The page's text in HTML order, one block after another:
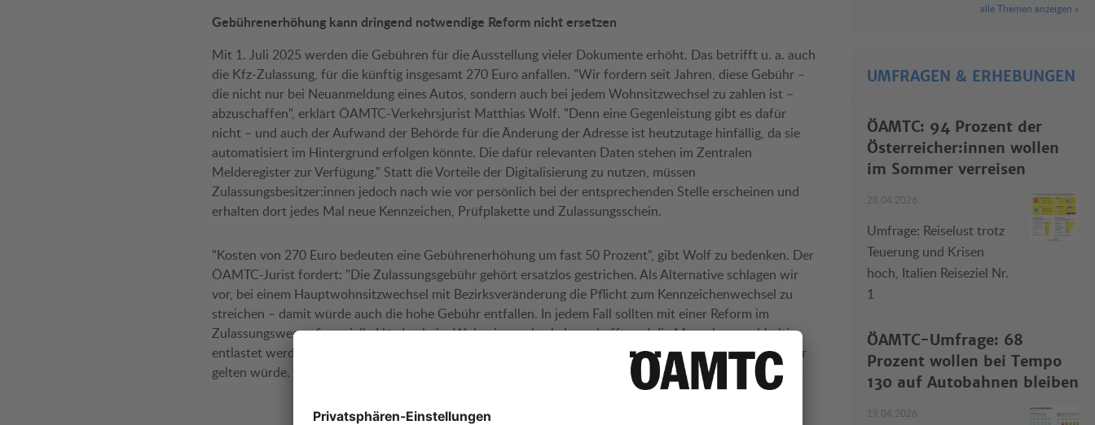
Gebührenerhöhung kann dringend notwendige Reform nicht ersetzen
Mit 1. Juli 2025 werden die Gebühren für die Ausstellung vieler Dokumente erhöht. Das betrifft u. a. auch
die Kfz-Zulassung, für die künftig insgesamt 270 Euro anfallen. "Wir fordern seit Jahren, diese Gebühr –
die nicht nur bei Neuanmeldung eines Autos, sondern auch bei jedem Wohnsitzwechsel zu zahlen ist –
abzuschaffen", erklärt ÖAMTC-Verkehrsjurist Matthias Wolf. "Denn eine Gegenleistung gibt es dafür
nicht – und auch der Aufwand der Behörde für die Änderung der Adresse ist heutzutage hinfällig, da sie
automatisiert im Hintergrund erfolgen könnte. Die dafür relevanten Daten stehen im Zentralen
Melderegister zur Verfügung." Statt die Vorteile der Digitalisierung zu nutzen, müssen
Zulassungsbesitzer:innen jedoch nach wie vor persönlich bei der entsprechenden Stelle erscheinen und
erhalten dort jedes Mal neue Kennzeichen, Prüfplakette und Zulassungsschein.
"Kosten von 270 Euro bedeuten eine Gebührenerhöhung um fast 50 Prozent", gibt Wolf zu bedenken. Der
ÖAMTC-Jurist fordert: "Die Zulassungsgebühr gehört ersatzlos gestrichen. Als Alternative schlagen wir
vor, bei einem Hauptwohnsitzwechsel mit Bezirksveränderung die Pflicht zum Kennzeichenwechsel zu
streichen – damit würde auch die hohe Gebühr entfallen. In jedem Fall sollten mit einer Reform im
Zulassungswesen finanzielle Hürden beim Wohnsitzwechsel abgeschafft und die Menschen nachhaltig
entlastet werden – beispielsweise, indem dann auch eine vorhandene elektronische Mautvignette weiter
gelten würde.
alle Themen anzeigen »
UMFRAGEN & ERHEBUNGEN
ÖAMTC: 94 Prozent der
Österreicher:innen wollen
im Sommer verreisen
28.04.2026
Umfrage: Reiselust trotz
Teuerung und Krisen
hoch, Italien Reiseziel Nr.
1
ÖAMTC-Umfrage: 68
Prozent wollen bei Tempo
130 auf Autobahnen bleiben
19.04.2026